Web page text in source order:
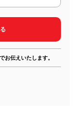
お伝えいたします。